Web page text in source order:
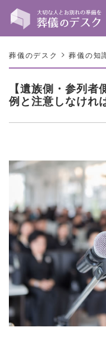
葬儀のデスク >葬儀の知
【遺族側・参列
例と注意しなけれ